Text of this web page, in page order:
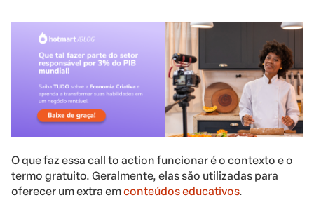
O que faz essa call to action funcionar é o contexto e o
termo gratuito. Geralmente, elas são utilizadas para
oferecer um extra emconteúdos educativos.